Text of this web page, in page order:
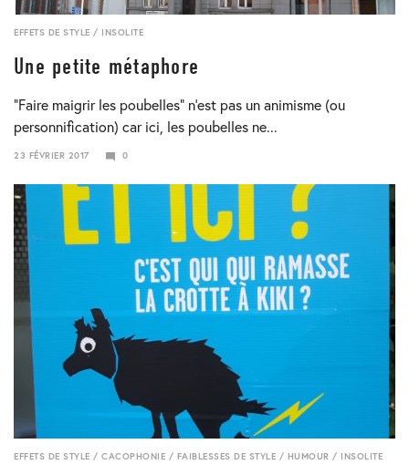
EFFETS DE STYLE / INSOLITE
Une petite métaphore
“Faire maigrir les poubelles” n’est pas un animisme (ou
personnification) car ici, les poubelles ne...
23 FÉVRIER 2017
JANVIER
2018
0
EFFETS DE STYLE / CACOPHONIE / FAIBLESSES DE STYLE / HUMOUR / INSOLITE